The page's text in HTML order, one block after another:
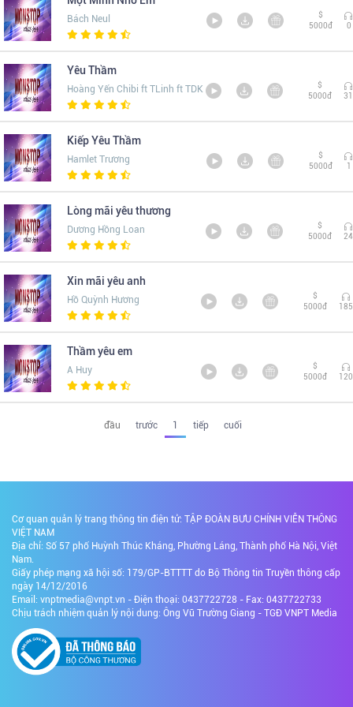
Bách Neul
$
5000đ
0
Yêu Thầm
Hoàng Yến Chibi ft TLinh ft TDK
$
5000đ
31
Kiếp Yêu Thầm
Hamlet Trương
$
5000đ
1
Lòng mãi yêu thương
Dương Hồng Loan
$
5000đ
24
Xin mãi yêu anh
Hồ Quỳnh Hương
$
5000đ
185
Thầm yêu em
A Huy
$
5000đ
120
đầu trước 1 tiếp cuối
Cơ quan quản lý trang thông tin điện tử: TẬP ĐOÀN BƯU CHÍNH VIỄN THÔNG
VIỆT NAM
Địa chỉ: Số 57 phố Huỳnh Thúc Kháng, Phường Láng, Thành phố Hà Nội, Việt
Nam.
Giấy phép mạng xã hội số: 179/GP-BTTTT do Bộ Thông tin Truyền thông cấp
ngày 14/12/2016
Email: vnptmedia@vnpt.vn - Điện thoại: 0437722728 - Fax: 0437722733
Chịu trách nhiệm quản lý nội dung: Ông Vũ Trường Giang - TGĐ VNPT Media